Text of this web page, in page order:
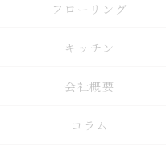
フローリング
キッチン
会社概要
コラム